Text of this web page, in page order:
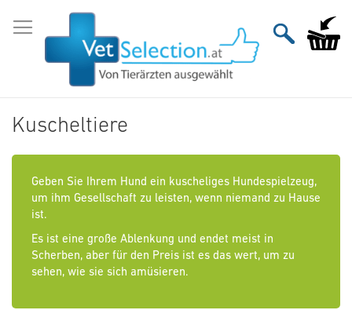
Inhalt
springen
Mein
Kuscheltiere
Geben Sie Ihrem Hund ein kuscheliges Hundespielzeug,
um ihm Gesellschaft zu leisten, wenn niemand zu Hause
ist.
Es ist eine große Ablenkung und endet meist in
Scherben, aber für den Preis ist es das wert, um zu
sehen, wie sie sich amüsieren.